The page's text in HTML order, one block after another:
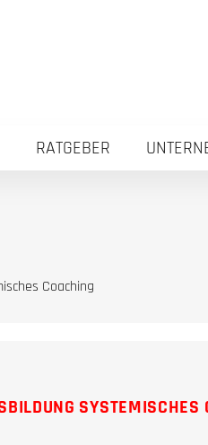
RATGEBER
Coaching
SYSTEMISCHES